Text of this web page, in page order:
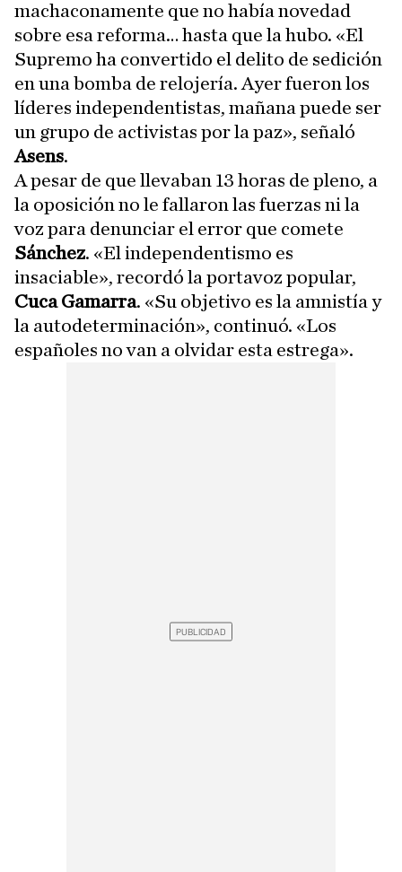
machaconamente que no había novedad
sobre esa reforma… hasta que la hubo. «El
Supremo ha convertido el delito de sedición
en una bomba de relojería. Ayer fueron los
líderes independentistas, mañana puede ser
un grupo de activistas por la paz», señaló
Asens.
A pesar de que llevaban 13 horas de pleno, a
la oposición no le fallaron las fuerzas ni la
voz para denunciar el error que comete
Sánchez. «El independentismo es
insaciable», recordó la portavoz popular,
Cuca Gamarra. «Su objetivo es la amnistía y
la autodeterminación», continuó. «Los
españoles no van a olvidar esta estrega».